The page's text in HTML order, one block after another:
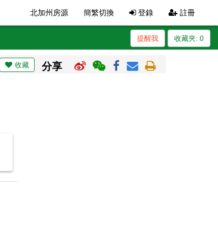
北加州房源 簡繁切換 登錄 註冊
收藏夾: 0
提醒我
收藏 分享